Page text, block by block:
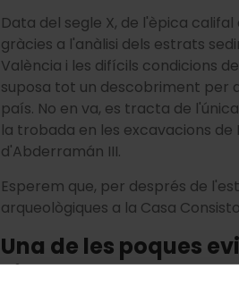
Data del segle X, de l'èpica
gràcies a l'anàlisi dels estrats
València i les difícils condicions
suposa tot un descobriment per
país. No en va, es tracta de
la trobada en les excavacions
d'Abderramán III.
Esperem que, per després de
arqueològiques a la Casa
Una de les poques
ciutat